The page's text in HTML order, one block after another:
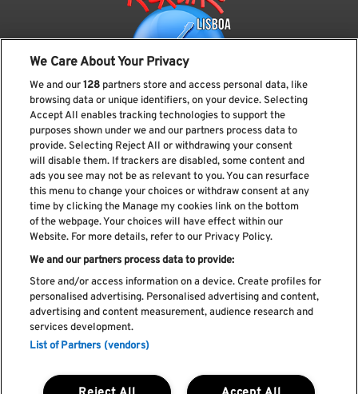
Subscreve a nossa newsletter
Li e aceito os Política de privacidade
Livro de Reclamações
Livro de Elogios
Política de cookies
Termos e condições
We Care About Your Privacy
We and our128 partners store and access personal data, like
browsing data or unique identifiers, on your device. Selecting
Accept All enables tracking technologies to support the
purposes shown under we and our partners process data to
provide. Selecting Reject All or withdrawing your consent
will disable them. If trackers are disabled, some content and
ads you see may not be as relevant to you. You can resurface
this menu to change your choices or withdraw consent at any
time by clicking the Manage my cookies link on the bottom
of the webpage. Your choices will have effect within our
Website. For more details, refer to our Privacy Policy.
We and our partners process data to provide:
Store and/or access information on a device. Create profiles for
personalised advertising. Personalised advertising and content,
advertising and content measurement, audience research and
services development.
List of Partners (vendors)